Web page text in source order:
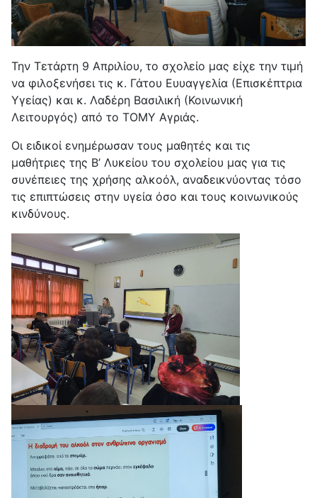
Την Τετάρτη 9 Απριλίου, το σχολείο μας είχε την τιμή
να φιλοξενήσει τις κ. Γάτου Ευυαγγελία (Επισκέπτρια
Υγείας) και κ. Λαδέρη Βασιλική (Κοινωνική
Λειτουργός) από το ΤΟΜΥ Αγριάς.
Οι ειδικοί ενημέρωσαν τους μαθητές και τις
μαθήτριες της Β’ Λυκείου του σχολείου μας για τις
συνέπειες της χρήσης αλκοόλ, αναδεικνύοντας τόσο
τις επιπτώσεις στην υγεία όσο και τους κοινωνικούς
κινδύνους.